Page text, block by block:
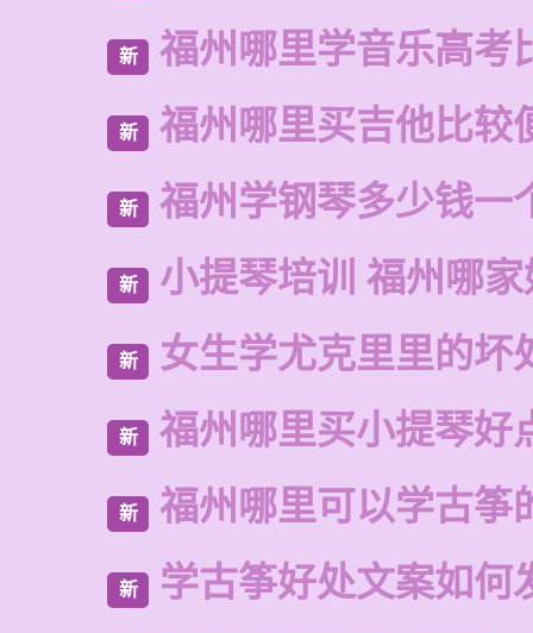
新 福州哪里学音乐高考
新 福州哪里买吉他比较
新 福州学钢琴多少钱一
新 小提琴培训 福州哪
新 女生学尤克里里的坏
新 福州哪里买小提琴好
新 福州哪里可以学古筝
新 学古筝好处文案如何